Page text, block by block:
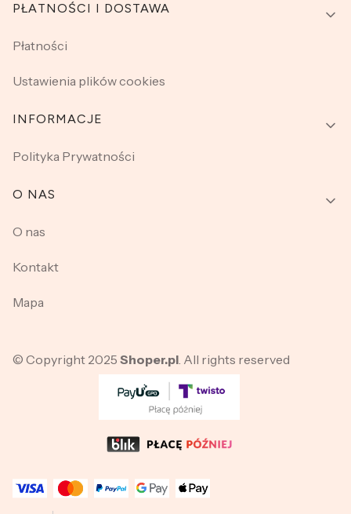
PŁATNOŚCI I DOSTAWA
Płatności
Ustawienia plików cookies
INFORMACJE
Polityka Prywatności
O NAS
O nas
Kontakt
Mapa
© Copyright 2025 Shoper.pl. All rights reserved